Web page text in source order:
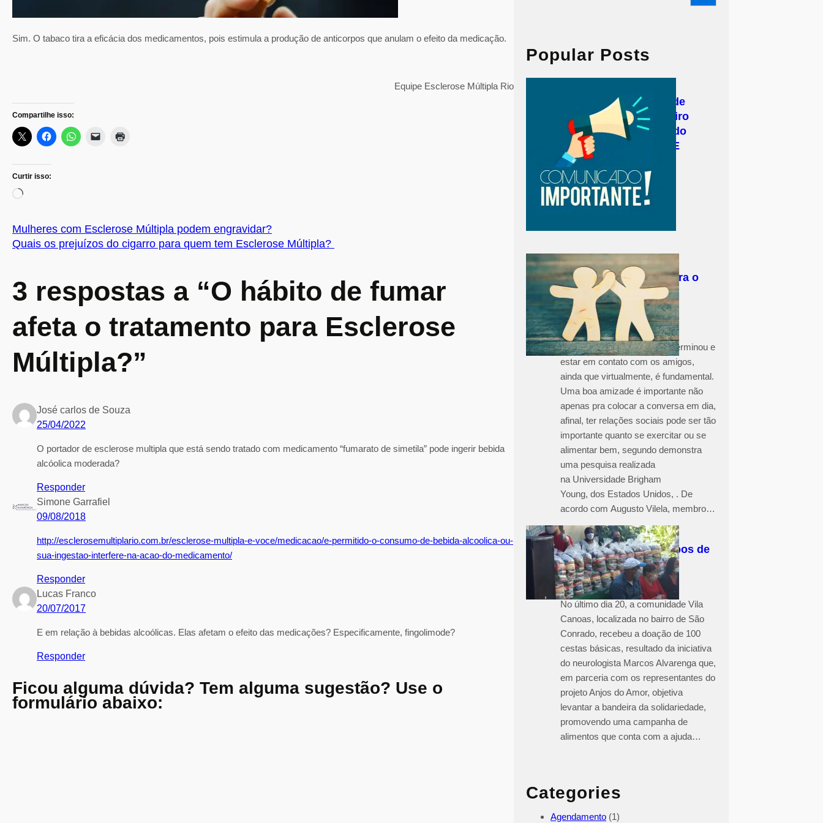
Sim. O tabaco tira a eficácia dos medicamentos, pois estimula a produção de anticorpos que anulam o efeito da medicação.
Equipe Esclerose Múltipla Rio
Compartilhe isso:
Curtir isso:
C
a
n
o
Mulheres com Esclerose Múltipla podem engravidar?
Quais os prejuízos do cigarro para quem tem Esclerose Múltipla?
3 respostas a “O hábito de fumar
afeta o tratamento para Esclerose
Múltipla?”
José carlos de Souza
25/04/2022
O portador de esclerose multipla que está sendo tratado com medicamento “fumarato de simetila” pode ingerir bebida
alcóolica moderada?
Responder
Simone Garrafiel
09/08/2018
http://esclerosemultiplario.com.br/esclerose-multipla-e-voce/medicacao/e-permitido-o-consumo-de-bebida-alcoolica-ou-
sua-ingestao-interfere-na-acao-do-medicamento/
Responder
Lucas Franco
20/07/2017
E em relação à bebidas alcoólicas. Elas afetam o efeito das medicações? Especificamente, fingolimode?
Responder
Ficou alguma dúvida? Tem alguma sugestão? Use o
formulário abaixo:
h
Popular Posts
Secretaria de Estado de
Saúde do Rio de Janeiro
emite novo comunicado
sobre emissão de LME
durante a pandemia
Ter amigos faz bem para o
coração e até evita a
depressão
O cenário de pandemia não terminou e
estar em contato com os amigos,
ainda que virtualmente, é fundamental.
Uma boa amizade é importante não
apenas pra colocar a conversa em dia,
afinal, ter relações sociais pode ser tão
importante quanto se exercitar ou se
alimentar bem, segundo demonstra
uma pesquisa realizada
na Universidade Brigham
Young, dos Estados Unidos, . De
acordo com Augusto Vilela, membro…
Solidariedade em tempos de
COVID-19
No último dia 20, a comunidade Vila
Canoas, localizada no bairro de São
Conrado, recebeu a doação de 100
cestas básicas, resultado da iniciativa
do neurologista Marcos Alvarenga que,
em parceria com os representantes do
projeto Anjos do Amor, objetiva
levantar a bandeira da solidariedade,
promovendo uma campanha de
alimentos que conta com a ajuda…
Categories
Agendamento (1)